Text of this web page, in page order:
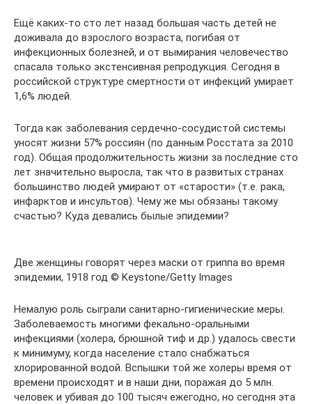
Ещё каких-то сто лет назад большая часть детей не
доживала до взрослого возраста, погибая от
инфекционных болезней, и от вымирания человечество
спасала только экстенсивная репродукция. Сегодня в
российской структуре смертности от инфекций умирает
1,6% людей.
Тогда как заболевания сердечно-сосудистой системы
уносят жизни 57% россиян (по данным Росстата за 2010
год). Общая продолжительность жизни за последние сто
лет значительно выросла, так что в развитых странах
большинство людей умирают от «старости» (т.е. рака,
инфарктов и инсультов). Чему же мы обязаны такому
счастью? Куда девались былые эпидемии?
Две женщины говорят через маски от гриппа во время
эпидемии, 1918 год © Keystone/Getty Images
Немалую роль сыграли санитарно-гигиенические меры.
Заболеваемость многими фекально-оральными
инфекциями (холера, брюшной тиф и др.) удалось свести
к минимуму, когда население стало снабжаться
хлорированной водой. Вспышки той же холеры время от
времени происходят и в наши дни, поражая до 5 млн.
человек и убивая до 100 тысяч ежегодно, но сегодня эта